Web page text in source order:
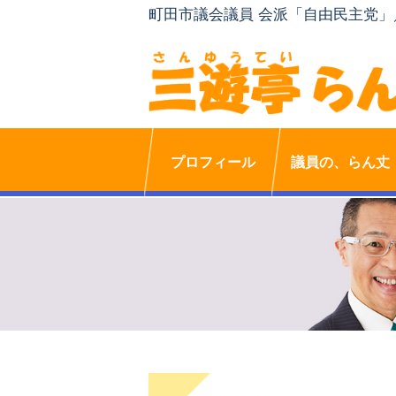
町田市議会議員 会派「自由民主党
プロフィール 議員の、らん丈